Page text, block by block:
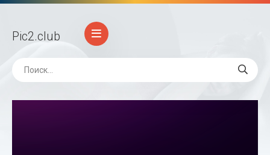
Pic2.club